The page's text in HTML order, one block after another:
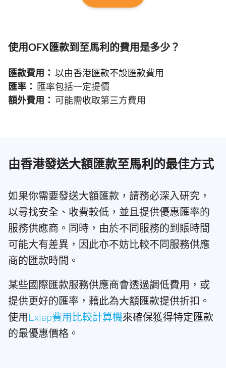
使用OFX匯款到至馬利的費用是多少？
匯款費用： 以由香港匯款不設匯款費用
匯率： 匯率包括一定提價
額外費用： 可能需收取第三方費用
由香港發送大額匯款至馬利的最佳方式
如果你需要發送大額匯款，請務必深入研究，
以尋找安全、收費較低，並且提供優惠匯率的
服務供應商。同時，由於不同服務的到賬時間
可能大有差異，因此亦不妨比較不同服務供應
商的匯款時間。
某些國際匯款服務供應商會透過調低費用，或
提供更好的匯率，藉此為大額匯款提供折扣。
使用Exiap費用比較計算機來確保獲得特定匯款
的最優惠價格。